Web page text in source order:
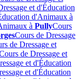
et d'Éducation
d'Animaux à
à PullyCours
Cours de Dressage
de Dressage et
de Dressage et
et d'Éducation
et d'Éducation